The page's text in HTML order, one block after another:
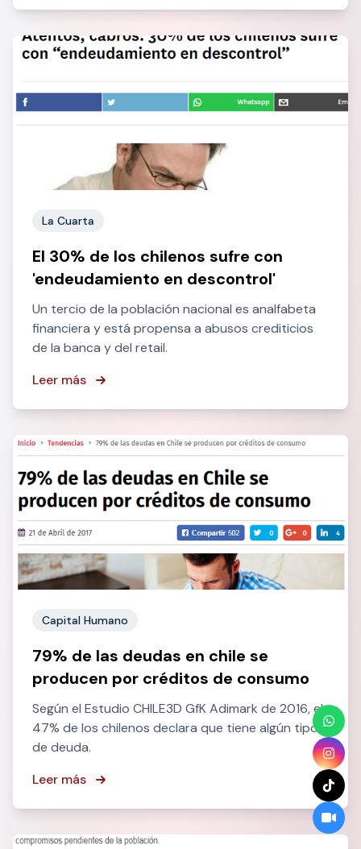
La Cuarta
El 30% de los chilenos sufre con
'endeudamiento en descontrol'
Un tercio de la población nacional es analfabeta
financiera y está propensa a abusos crediticios
de la banca y del retail.
Leer más
Capital Humano
79% de las deudas en chile se
producen por créditos de consumo
Según el Estudio CHILE3D GfK Adimark de 2016, el
47% de los chilenos declara que tiene algún tipo
de deuda.
Leer más